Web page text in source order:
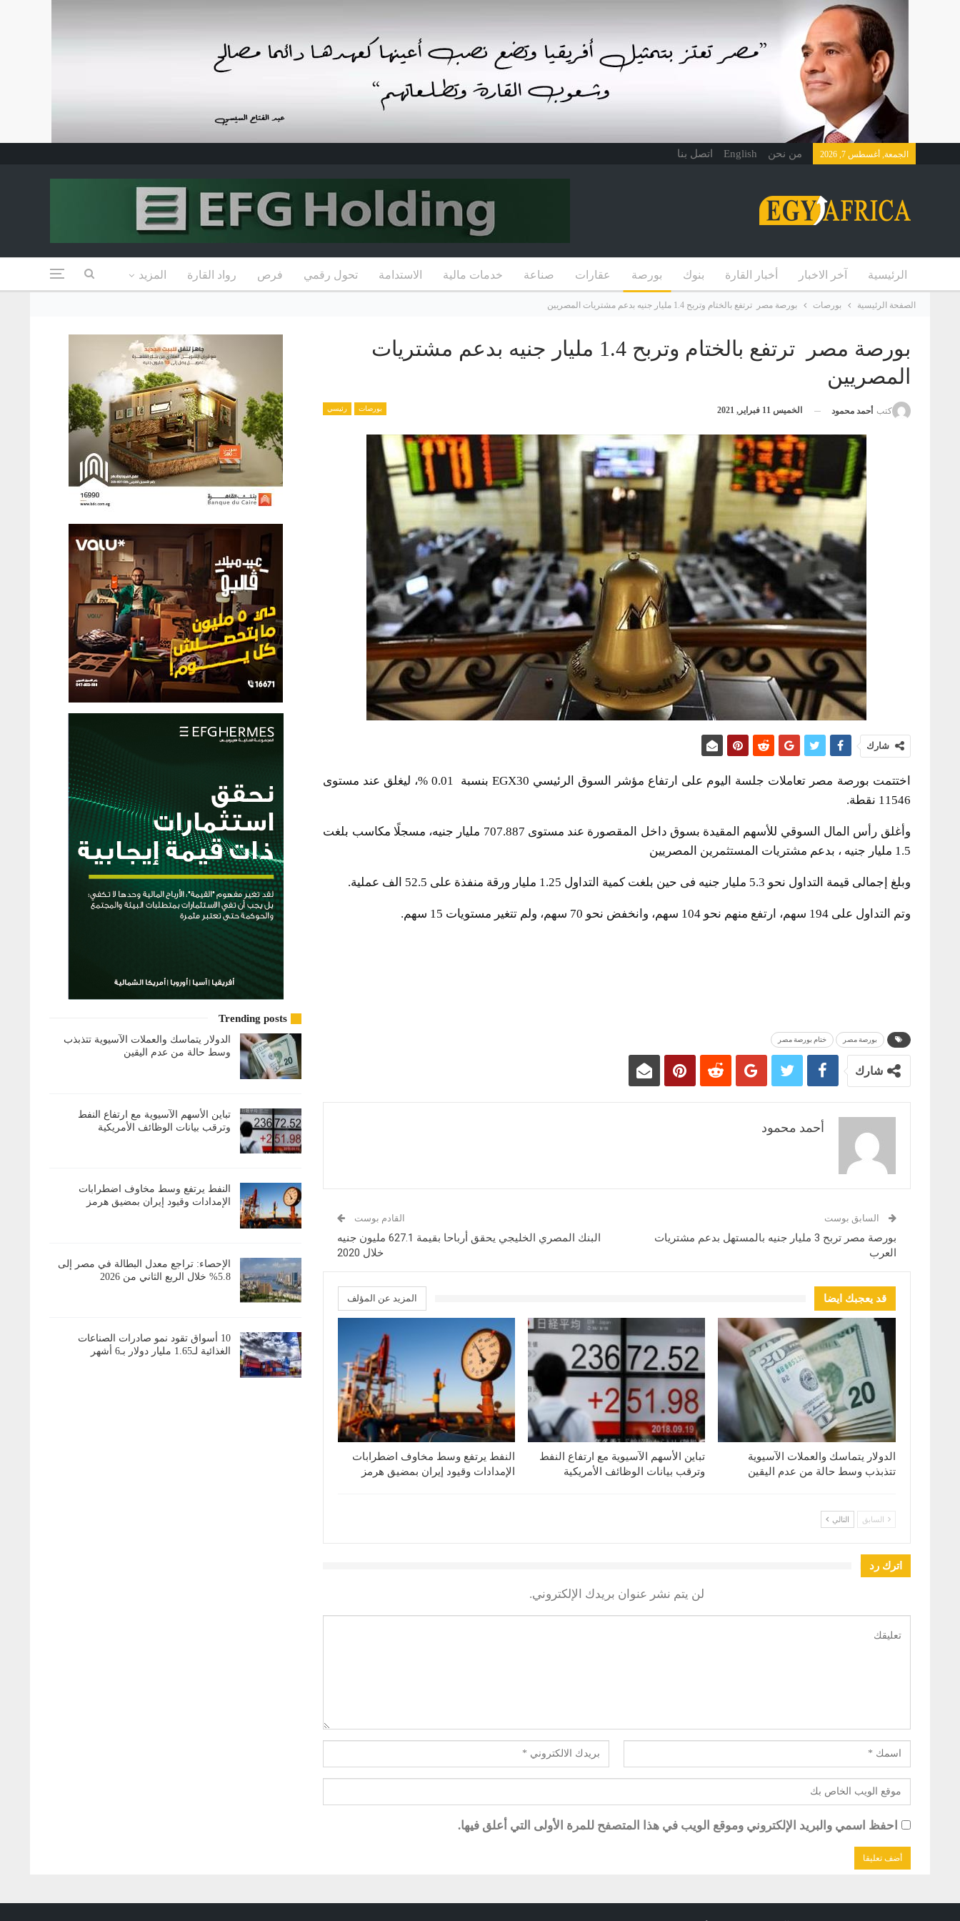
الجمعة, أغسطس 7, 2026 من نحن English اتصل بنا
الرئيسية آخر الاخبار أخبار القارة بنوك بورصة عقارات صناعة خدمات مالية الاستدامة تحول رقمي فرص رواد القارة المزيد
الصفحة الرئيسية بورصات بورصة مصر ترتفع بالختام وتربح 1.4 مليار جنيه بدعم مشتريات المصريين
بورصة مصر ترتفع بالختام وتربح 1.4 مليار جنيه بدعم مشتريات
المصريين
بورصات رئيسي كتب أحمد محمود الخميس 11 فبراير, 2021
شارك
اختتمت بورصة مصر تعاملات جلسة اليوم على ارتفاع مؤشر السوق الرئيسي EGX30 بنسبة 0.01 %، ليغلق عند مستوى
11546 نقطة.
وأغلق رأس المال السوقي للأسهم المقيدة بسوق داخل المقصورة عند مستوى 707.887 مليار جنيه، مسجلًا مكاسب بلغت
1.5 مليار جنيه ، بدعم مشتريات المستثمرين المصريين
وبلغ إجمالى قيمة التداول نحو 5.3 مليار جنيه فى حين بلغت كمية التداول 1.25 مليار ورقة منفذة على 52.5 الف عملية.
وتم التداول على 194 سهم، ارتفع منهم نحو 104 سهم، وانخفض نحو 70 سهم، ولم تتغير مستويات 15 سهم.
بورصة مصر ختام بورصة مصر
شارك
أحمد محمود
السابق بوست
بورصة مصر تربح 3 مليار جنيه بالمستهل بدعم مشتريات
العرب
القادم بوست
البنك المصري الخليجي يحقق أرباحا بقيمة 627.1 مليون جنيه
خلال 2020
قد يعجبك ايضا المزيد عن المؤلف
الدولار يتماسك والعملات الآسيوية
تتذبذب وسط حالة من عدم اليقين
تباين الأسهم الآسيوية مع ارتفاع النفط
وترقب بيانات الوظائف الأمريكية
النفط يرتفع وسط مخاوف اضطرابات
الإمدادات وقيود إيران بمضيق هرمز
السابق التالي
اترك رد
لن يتم نشر عنوان بريدك الإلكتروني.
احفظ اسمي والبريد الإلكتروني وموقع الويب في هذا المتصفح للمرة الأولى التي أعلق فيها.
Trending posts
الدولار يتماسك والعملات الآسيوية تتذبذب
وسط حالة من عدم اليقين
تباين الأسهم الآسيوية مع ارتفاع النفط
وترقب بيانات الوظائف الأمريكية
النفط يرتفع وسط مخاوف اضطرابات
الإمدادات وقيود إيران بمضيق هرمز
الإحصاء: تراجع معدل البطالة في مصر إلى
5.8% خلال الربع الثاني من 2026
10 أسواق تقود نمو صادرات الصناعات
الغذائية لـ1.65 مليار دولار بـ6 أشهر